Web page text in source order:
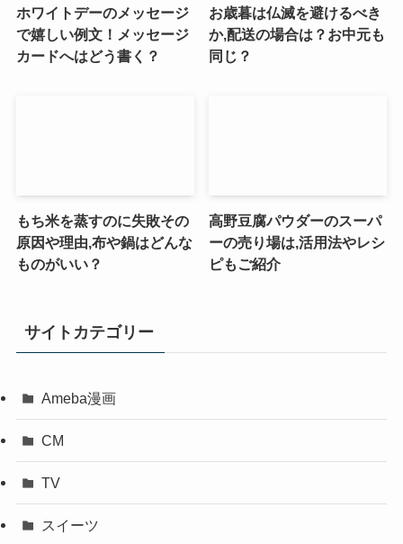
ホワイトデーのメッセージ
で嬉しい例文！メッセージ
カードへはどう書く？
お歳暮は仏滅を避けるべき
か,配送の場合は？お中元も
同じ？
もち米を蒸すのに失敗その
原因や理由,布や鍋はどんな
ものがいい？
高野豆腐パウダーのスーパ
ーの売り場は,活用法やレシ
ピもご紹介
サイトカテゴリー
Ameba漫画
CM
TV
スイーツ